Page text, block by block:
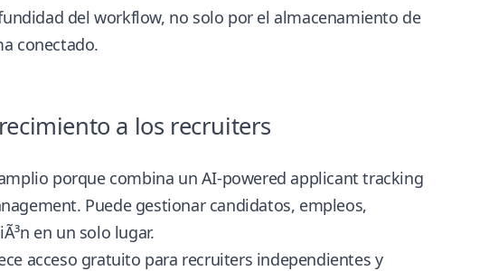
del workflow, no solo por el almacenamiento de
conectado.
a los recruiters
porque combina un AI-powered applicant tracking
. Puede gestionar candidatos, empleos,
en un solo lugar.
acceso gratuito para recruiters independientes y